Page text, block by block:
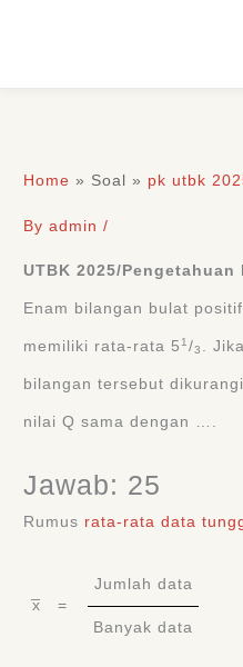
Home » Soal » pk utbk
Byadmin/
UTBK 2025/
Enam bilangan bulat
memiliki rata-rata 5 1 /3 .
bilangan tersebut
nilai Q sama dengan ….
Jawab: 25
Rumus rata-rata data
x̅ =
Jumlah data
Banyak data